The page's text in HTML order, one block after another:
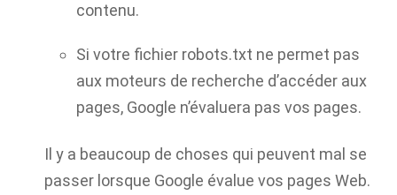
contenu.
Si votre fichier robots.txt ne permet pas
aux moteurs de recherche d’accéder aux
pages, Google n’évaluera pas vos pages.
Il y a beaucoup de choses qui peuvent mal se
passer lorsque Google évalue vos pages Web.